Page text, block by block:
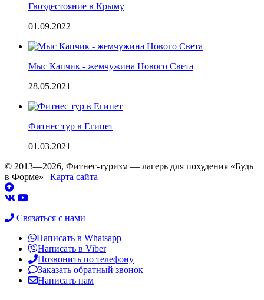
Гвоздестояние в Крыму
01.09.2022
Мыс Капчик - жемчужина Нового Света
28.05.2021
Фитнес тур в Египет
01.03.2021
© 2013—2026, Фитнес-туризм — лагерь для похудения «Будь
в Форме» | Карта сайта
Связаться с нами
Написать в Whatsapp
Написать в Viber
Позвонить по телефону
Заказать обратный звонок
Написать нам